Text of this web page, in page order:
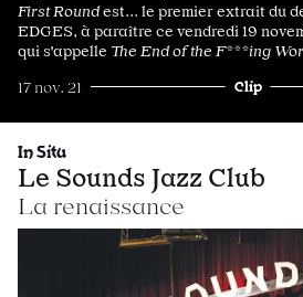
First Roundest... le premier extrait du
EDGES, à paraître ce vendredi 19
qui s'appelle The End of the F***ing
17 nov. 21 Clip
In Situ
Le Sounds Jazz Club
La renaissance